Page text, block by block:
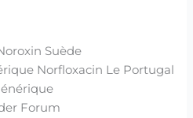
Suède
Norfloxacin Le Portugal
Forum